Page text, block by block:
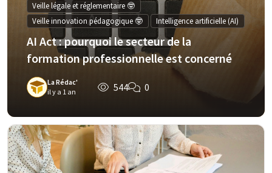
Veille légale et réglementaire 🤓
Veille innovation pédagogique 🤓
Intelligence artificielle (AI)
AI Act : pourquoi le secteur de la
formation professionnelle est concerné
La Rédac'
il y a 1 an
544 0